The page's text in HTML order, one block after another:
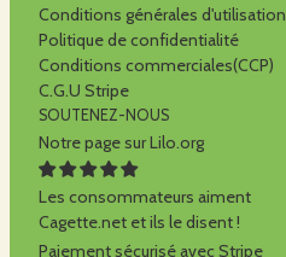
Conditions générales d'utilisation
Politique de confidentialité
Conditions commerciales(CCP)
C.G.U Stripe
SOUTENEZ-NOUS
Notre page sur Lilo.org
Les consommateurs aiment
Cagette.net et ils le disent !
Paiement sécurisé avec Stripe